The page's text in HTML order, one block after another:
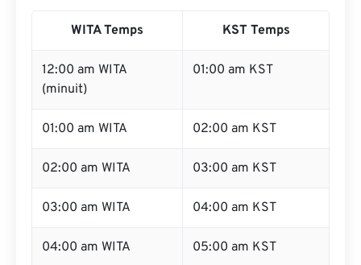
WITA Temps KST Temps
12:00 am WITA
(minuit)
01:00 am KST
01:00 am WITA 02:00 am KST
02:00 am WITA 03:00 am KST
03:00 am WITA 04:00 am KST
04:00 am WITA 05:00 am KST